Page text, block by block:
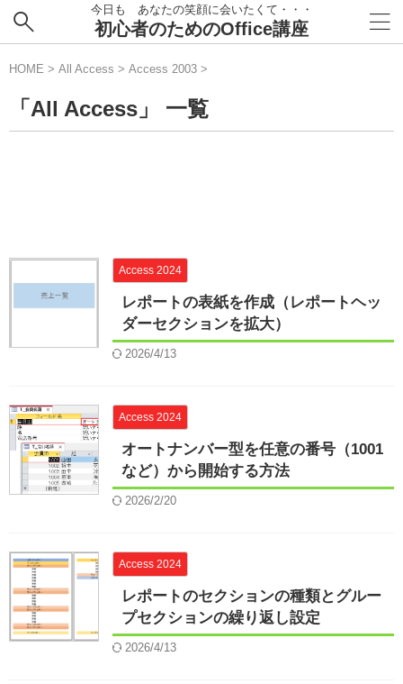
今日も あなたの笑顔に会いたくて・・・
初心者のためのOffice講座
HOME > All Access > Access 2003 >
「All Access」 一覧
Access 2024
レポートの表紙を作成（レポートヘッ
ダーセクションを拡大）
2026/4/13
Access 2024
オートナンバー型を任意の番号（1001
など）から開始する方法
2026/2/20
Access 2024
レポートのセクションの種類とグルー
プセクションの繰り返し設定
2026/4/13